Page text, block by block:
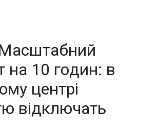
на 10 гoдин: в
центрі
вiдключать